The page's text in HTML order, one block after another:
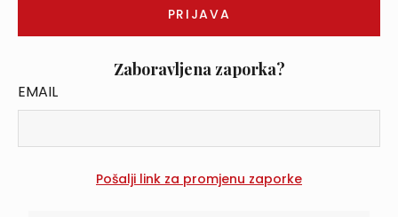
Zaboravljena zaporka?
EMAIL